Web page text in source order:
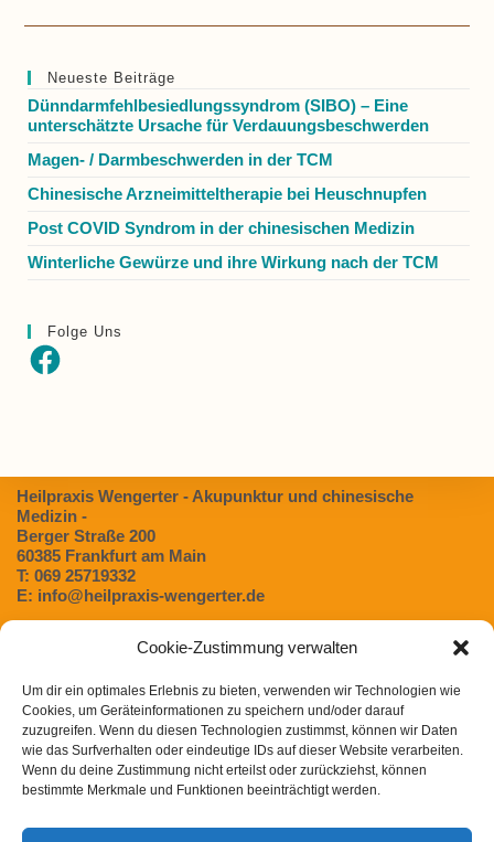
Cookie-Zustimmung verwalten
Um dir ein optimales Erlebnis zu bieten, verwenden wir Technologien wie
Cookies, um Geräteinformationen zu speichern und/oder darauf
zuzugreifen. Wenn du diesen Technologien zustimmst, können wir Daten
wie das Surfverhalten oder eindeutige IDs auf dieser Website verarbeiten.
Wenn du deine Zustimmung nicht erteilst oder zurückziehst, können
bestimmte Merkmale und Funktionen beeinträchtigt werden.
Akupunktur?
Neueste Beiträge
Dünndarmfehlbesiedlungssyndrom (SIBO) – Eine
unterschätzte Ursache für Verdauungsbeschwerden
Magen- / Darmbeschwerden in der TCM
Chinesische Arzneimitteltherapie bei Heuschnupfen
Post COVID Syndrom in der chinesischen Medizin
Winterliche Gewürze und ihre Wirkung nach der TCM
Folge Uns
Facebook
Heilpraxis Wengerter - Akupunktur und chinesische
Medizin -
Berger Straße 200
60385 Frankfurt am Main
T: 069 25719332
E: info@heilpraxis-wengerter.de
Dünndarmfehlbesiedlungssyndrom (SIBO) – Eine
unterschätzte Ursache für Verdauungsbeschwerden
Magen- / Darmbeschwerden in der TCM
Chinesische Arzneimitteltherapie bei Heuschnupfen